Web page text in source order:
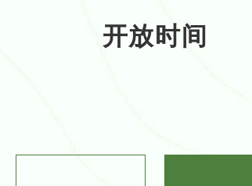
开放时间